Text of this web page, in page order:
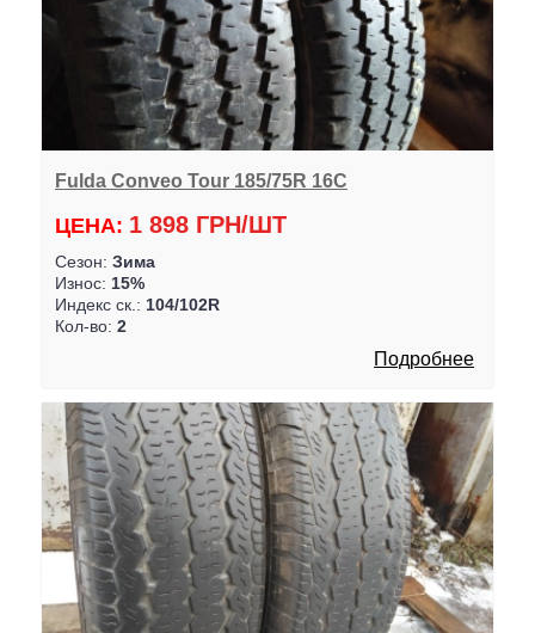
Fulda Conveo Tour 185/75R 16C
ЦЕНА: 1 898 ГРН/ШТ
Сезон: Зима
Износ: 15%
Индекс ск.: 104/102R
Кол-во: 2
Подробнее